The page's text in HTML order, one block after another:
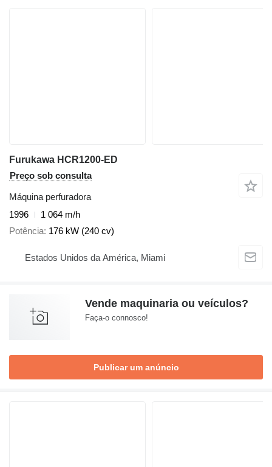
Furukawa HCR1200-ED
Preço sob consulta
Máquina perfuradora
1996
1 064 m/h
Potência 176 kW (240 cv)
Estados Unidos da América, Miami
Vende maquinaria ou veículos?
Faça-o connosco!
Publicar um anúncio